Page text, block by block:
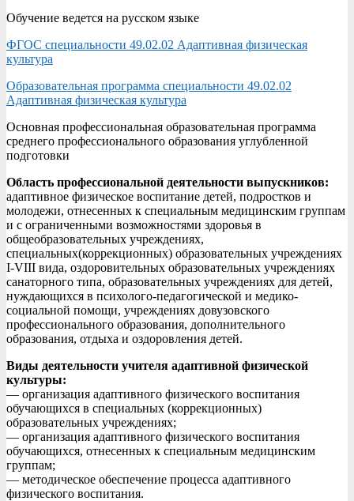
Обучение ведется на русском языке
ФГОС специальности 49.02.02 Адаптивная физическая
культура
Образовательная программа специальности 49.02.02
Адаптивная физическая культура
Основная профессиональная образовательная программа
среднего профессионального образования углубленной
подготовки
Область профессиональной деятельности выпускников:
адаптивное физическое воспитание детей, подростков и
молодежи, отнесенных к специальным медицинским группам
и с ограниченными возможностями здоровья в
общеобразовательных учреждениях,
специальных(коррекционных) образовательных учреждениях
I-VIII вида, оздоровительных образовательных учреждениях
санаторного типа, образовательных учреждениях для детей,
нуждающихся в психолого-педагогической и медико-
социальной помощи, учреждениях довузовского
профессионального образования, дополнительного
образования, отдыха и оздоровления детей.
Виды деятельности учителя адаптивной физической
культуры:
— организация адаптивного физического воспитания
обучающихся в специальных (коррекционных)
образовательных учреждениях;
— организация адаптивного физического воспитания
обучающихся, отнесенных к специальным медицинским
группам;
— методическое обеспечение процесса адаптивного
физического воспитания.